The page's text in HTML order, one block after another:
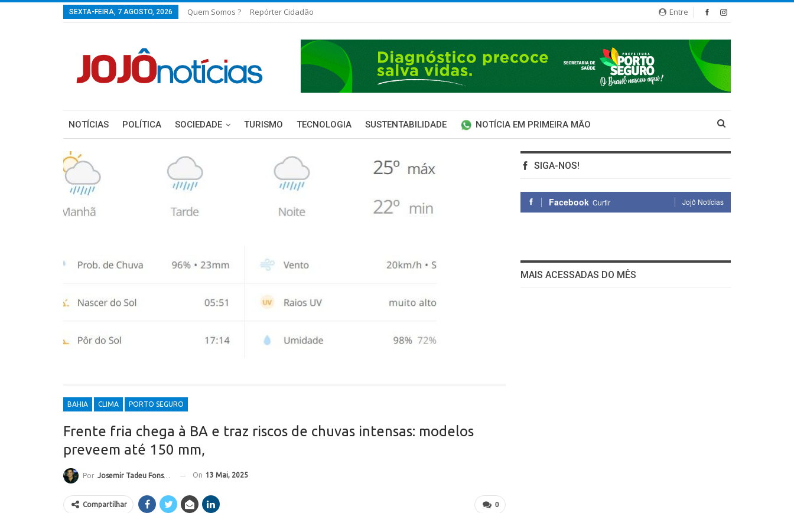
Entre
SEXTA-FEIRA, 7 AGOSTO, 2026 Quem Somos ? Repórter Cidadão
NOTÍCIAS POLÍTICA SOCIEDADE TURISMO TECNOLOGIA SUSTENTABILIDADE NOTÍCIA EM PRIMEIRA MÃO
BAHIA CLIMA PORTO SEGURO
Frente fria chega à BA e traz riscos de chuvas intensas: modelos
preveem até 150 mm,
Por Josemir Tadeu Fonseca On 13 Mai, 2025
0
Compartilhar
SIGA-NOS!
Facebook Curtir Jojô Notícias
MAIS ACESSADAS DO MÊS